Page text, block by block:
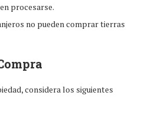
procesarse.
no pueden comprar tierras
considera los siguientes